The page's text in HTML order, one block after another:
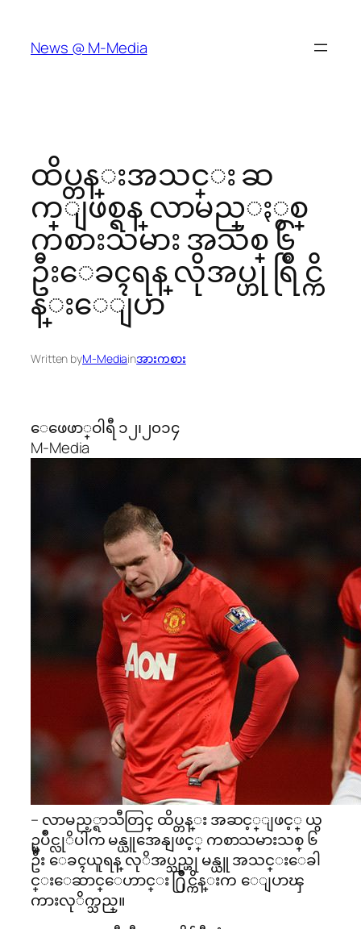
content
News @ M-Media
ထိပ္တန္းအသင္း ဆ
က္ျဖစ္ရန္ လာမည္ႏွစ္
ကစားသမား အသစ္ ၆
ဦးေခၚရန္ လိုအပ္ဟု ရြိဳင္ကိ
န္းေျပာ
Written byM-Mediainအားကစား
ေဖေဖာ္ဝါရီ ၁၂၊၂၀၁၄
M-Media
– လာမည့္ရာသီတြင္ ထိပ္တန္း အဆင့္ျဖင့္ ယွ
ဥ္ၿပိဳင္လုိပါက မန္ယူအေနျဖင့္ ကစာသမားသစ္ ၆
ဦး ေခၚယူရန္ လုိအပ္သည္ဟု မန္ယူ အသင္းေခါ
င္းေဆာင္ေဟာင္း ႐ြိဳင္ကိန္းက ေျပာၾ
ကားလုိက္သည္။